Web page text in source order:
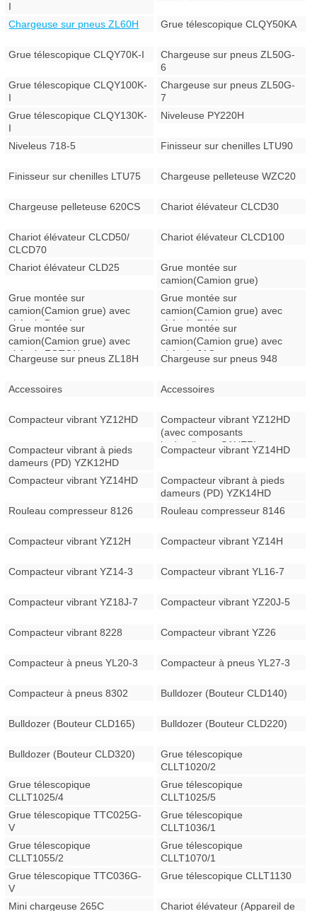
I
Chargeuse sur pneus ZL60H Grue télescopique CLQY50KA
Grue télescopique CLQY70K-I
Chargeuse sur pneus ZL50G-
6
Grue télescopique CLQY100K-
I
Chargeuse sur pneus ZL50G-
7
Grue télescopique CLQY130K-
I
Niveleuse PY220H
Niveleus 718-5 Finisseur sur chenilles LTU90
Finisseur sur chenilles LTU75 Chargeuse pelleteuse WZC20
Chargeuse pelleteuse 620CS Chariot élévateur CLCD30
Chariot élévateur CLCD50/
CLCD70
Chariot élévateur CLCD100
Chariot élévateur CLD25
Grue montée sur
camion(Camion grue)
Grue montée sur
camion(Camion grue) avec
châssis Dongfeng
Grue montée sur
camion(Camion grue) avec
châssis FAW
Grue montée sur
camion(Camion grue) avec
châssis FOTON
Grue montée sur
camion(Camion grue) avec
châssis JAC
Chargeuse sur pneus ZL18H Chargeuse sur pneus 948
Accessoires Accessoires
Compacteur vibrant YZ12HD
Compacteur vibrant YZ12HD
(avec composants
hydrauliques SAUER)
Compacteur vibrant à pieds
dameurs (PD) YZK12HD
Compacteur vibrant YZ14HD
Compacteur vibrant YZ14HD
Compacteur vibrant à pieds
dameurs (PD) YZK14HD
Rouleau compresseur 8126
Rouleau compresseur 8146
Compacteur vibrant YZ12H Compacteur vibrant YZ14H
Compacteur vibrant YZ14-3 Compacteur vibrant YL16-7
Compacteur vibrant YZ18J-7 Compacteur vibrant YZ20J-5
Compacteur vibrant 8228 Compacteur vibrant YZ26
Compacteur à pneus YL20-3 Compacteur à pneus YL27-3
Compacteur à pneus 8302 Bulldozer (Bouteur CLD140)
Bulldozer (Bouteur CLD165) Bulldozer (Bouteur CLD220)
Bulldozer (Bouteur CLD320)
Grue télescopique
CLLT1020/2
Grue télescopique
CLLT1025/4
Grue télescopique
CLLT1025/5
Grue télescopique TTC025G-
V
Grue télescopique
CLLT1036/1
Grue télescopique
CLLT1055/2
Grue télescopique
CLLT1070/1
Grue télescopique TTC036G-
V
Grue télescopique CLLT1130
Mini chargeuse 265C Chariot élévateur (Appareil de